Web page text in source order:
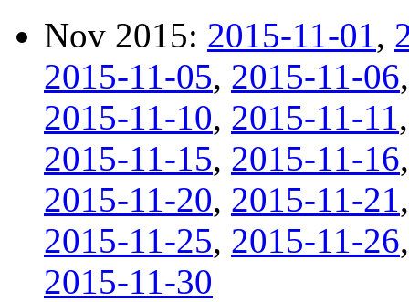
Nov 2015: 2015-11-01,
2015-11-05, 2015-11-06
2015-11-10, 2015-11-11
2015-11-15, 2015-11-16
2015-11-20, 2015-11-21
2015-11-25, 2015-11-26
2015-11-30